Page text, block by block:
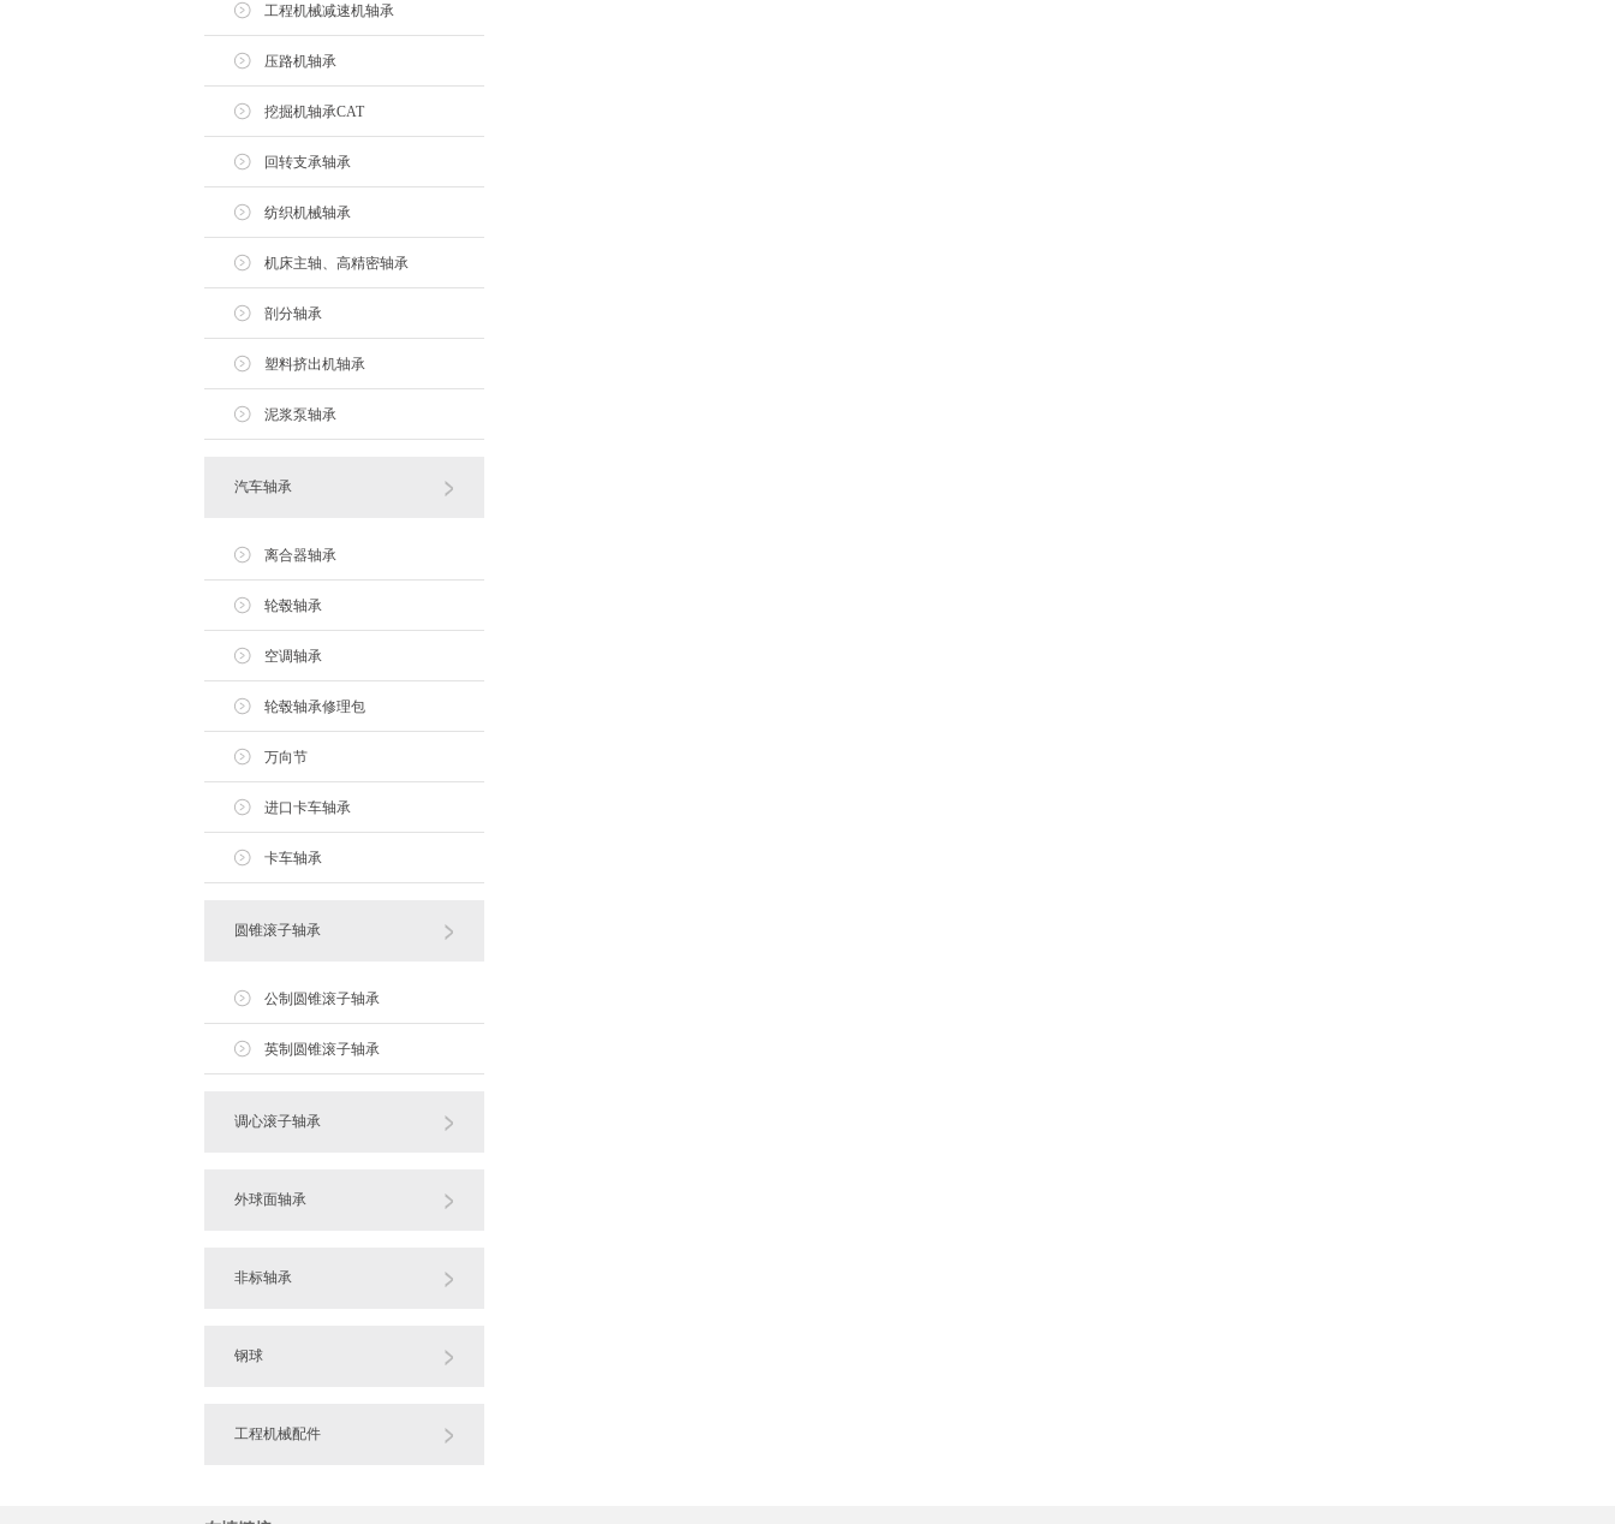
工程机械减速机轴承
压路机轴承
挖掘机轴承CAT
回转支承轴承
纺织机械轴承
机床主轴、高精密轴承
剖分轴承
塑料挤出机轴承
泥浆泵轴承
汽车轴承
离合器轴承
轮毂轴承
空调轴承
轮毂轴承修理包
万向节
进口卡车轴承
卡车轴承
圆锥滚子轴承
公制圆锥滚子轴承
英制圆锥滚子轴承
调心滚子轴承
外球面轴承
非标轴承
钢球
工程机械配件